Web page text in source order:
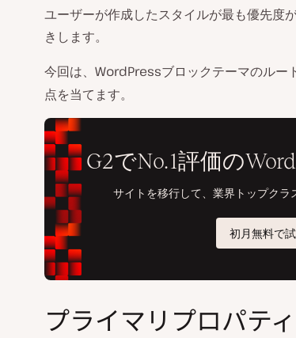
ユーザーが作成したスタイルが最も優先度
きします。
今回は、WordPressブロックテーマのルー
点を当てます。
プライマリプロパテ